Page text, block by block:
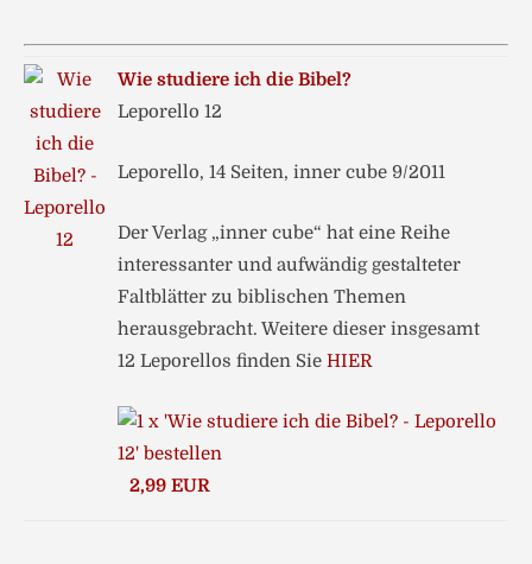
Wie studiere ich die Bibel?
Leporello 12
Leporello, 14 Seiten, inner cube 9/2011
Der Verlag „inner cube“ hat eine Reihe
interessanter und aufwändig gestalteter
Faltblätter zu biblischen Themen
herausgebracht. Weitere dieser insgesamt
12 Leporellos finden Sie HIER
2,99 EUR